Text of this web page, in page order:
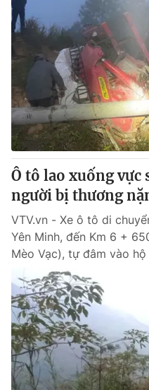
Y tế
Thế giới
Tin tức
Thế giới đó đây
Câu chuyện quốc tế
Kinh tế
Tài chính
Thị trường
Góc doanh nghiệp
Dữ liệu và đời sống
Truyền hình
Phim VTV
Hậu trường
Nhân vật
Khán giả
Giải sao mai
Giải trí
Điện ảnh
Âm nhạc
Sao
Đời sống
Du lịch
Làm đẹp
Chất lượng cuộc sống
Giáo dục
Tuyển sinh
Học trực tuyến
Công nghệ
Hitech Công nghệ tương
Giao lưu trực tuyến
Ô tô lao xuống vực
người bị thương
VTV.vn - Xe ô tô di
Yên Minh, đến Km 6 +
Mèo Vạc), tự đâm vào